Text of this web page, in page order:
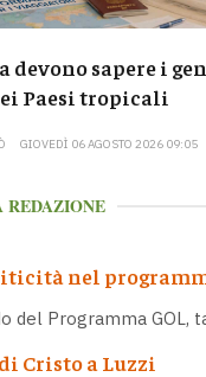
devono sapere i
Paesi tropicali
GIOVEDÌ 06 AGOSTO 2026 09:05
nel
del Programma GOL,
Cristo a Luzzi